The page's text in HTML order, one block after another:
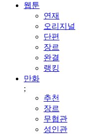
웹툰
연재
오리지널
단편
장르
완결
랭킹
만화
;
추천
장르
무협관
성인관